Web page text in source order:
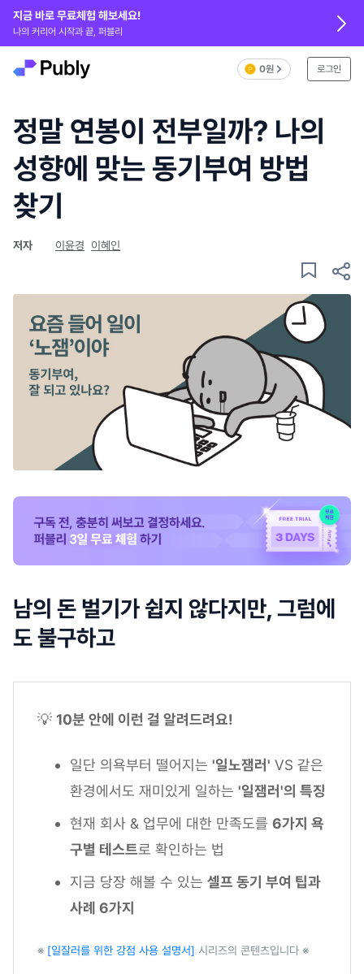
지금 바로 무료체험 해보세요!
나의 커리어 시작과 끝, 퍼블리
0원 로그인
정말 연봉이 전부일까? 나의
성향에 맞는 동기부여 방법
찾기
저자 이윤경 이혜인
남의 돈 벌기가 쉽지 않다지만, 그럼에
도 불구하고
💡 10분 안에 이런 걸 알려드려요!
일단 의욕부터 떨어지는 '일노잼러' VS 같은
환경에서도 재미있게 일하는 '일잼러'의 특징
현재 회사 & 업무에 대한 만족도를 6가지 욕
구별 테스트로 확인하는 법
지금 당장 해볼 수 있는 셀프 동기 부여 팁과
사례 6가지
※ [일잘러를 위한 강점 사용 설명서] 시리즈의 콘텐츠입니다 ※